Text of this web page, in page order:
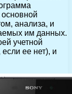
анализа, и
им данных.
учетной
ее нет), и